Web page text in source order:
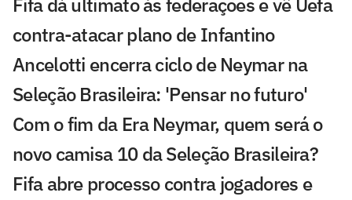
contra-atacar plano de Infantino
Ancelotti encerra ciclo de Neymar na
Seleção Brasileira: 'Pensar no futuro'
Com o fim da Era Neymar, quem será o
novo camisa 10 da Seleção Brasileira?
Fifa abre processo contra jogadores e